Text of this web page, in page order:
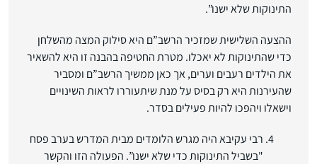
התינוקות שלא ישנו”.
ההצעה השלישית שמזכיר הרשב”ם היא סילוק המצה מהשלחן
כדי שהתינוקות לא יאכלו. מטרת החטיפה בהבנה זו היא להשאיר
את הילדים רעבים וערים, אך כאן ממשיך הרשב”ם ומסביר
שהעירנות היא רק בסיס על מנת שיתעוררו לראות השינויים
וישאלו ויהפכו להיות פעילים בסדר.
רבי עקיבא היה מגרש הלומדים מבית המדרש בערב פסח
"בשביל התינוקות כדי שלא ישנו”. הפעולה הזו והקשר